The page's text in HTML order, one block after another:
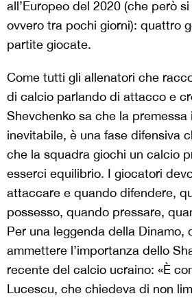
all’Europeo del 2020 (che però
ovvero tra pochi giorni): quattro
partite giocate.
Come tutti gli allenatori che
di calcio parlando di attacco e
Shevchenko sa che la premessa
inevitabile, è una fase difensiva
che la squadra giochi un calcio
esserci equilibrio. I giocatori
attaccare e quando difendere,
possesso, quando pressare,
Per una leggenda della Dinamo,
ammettere l’importanza dello
recente del calcio ucraino: «È
Lucescu, che chiedeva di non